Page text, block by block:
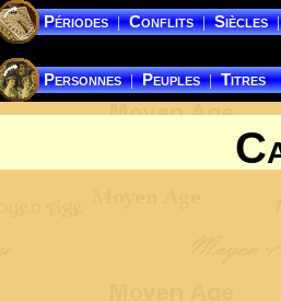
Périodes | Conflits | Siècles |
Personnes | Peuples | Titres